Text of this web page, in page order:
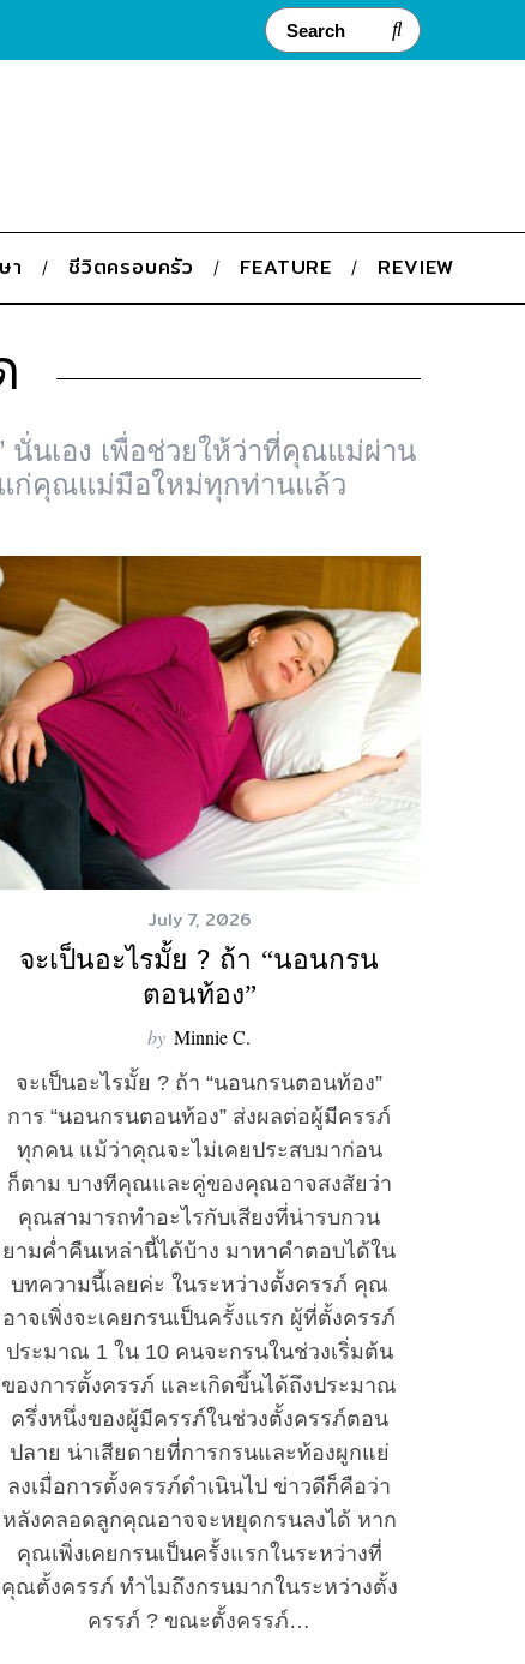
า ชีวิตครอบครัว FEATURE REVIEW
นเอง เพื่อช่วยให้ว่าที่คุณแม่ผ่าน
แก่คุณแม่มือใหม่ทุกท่านแล้ว
July 7, 2026
จะเป็นอะไรมั้ย ? ถ้า “นอนกรน
ตอนท้อง”
by Minnie C.
จะเป็นอะไรมั้ย ? ถ้า “นอนกรนตอนท้อง”
การ “นอนกรนตอนท้อง” ส่งผลต่อผู้มีครรภ์
ทุกคน แม้ว่าคุณจะไม่เคยประสบมาก่อน
ก็ตาม บางทีคุณและคู่ของคุณอาจสงสัยว่า
คุณสามารถทำอะไรกับเสียงที่น่ารบกวน
ยามค่ำคืนเหล่านี้ได้บ้าง มาหาคำตอบได้ใน
บทความนี้เลยค่ะ ในระหว่างตั้งครรภ์ คุณ
อาจเพิ่งจะเคยกรนเป็นครั้งแรก ผู้ที่ตั้งครรภ์
ประมาณ 1 ใน 10 คนจะกรนในช่วงเริ่มต้น
ของการตั้งครรภ์ และเกิดขึ้นได้ถึงประมาณ
ครึ่งหนึ่งของผู้มีครรภ์ในช่วงตั้งครรภ์ตอน
ปลาย น่าเสียดายที่การกรนและท้องผูกแย่
ลงเมื่อการตั้งครรภ์ดำเนินไป ข่าวดีก็คือว่า
หลังคลอดลูกคุณอาจจะหยุดกรนลงได้ หาก
คุณเพิ่งเคยกรนเป็นครั้งแรกในระหว่างที่
คุณตั้งครรภ์ ทำไมถึงกรนมากในระหว่างตั้ง
ครรภ์ ? ขณะตั้งครรภ์…